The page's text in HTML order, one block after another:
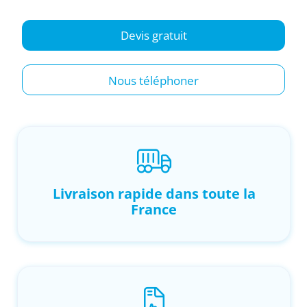
Devis gratuit
Nous téléphoner
Livraison rapide dans toute la
France